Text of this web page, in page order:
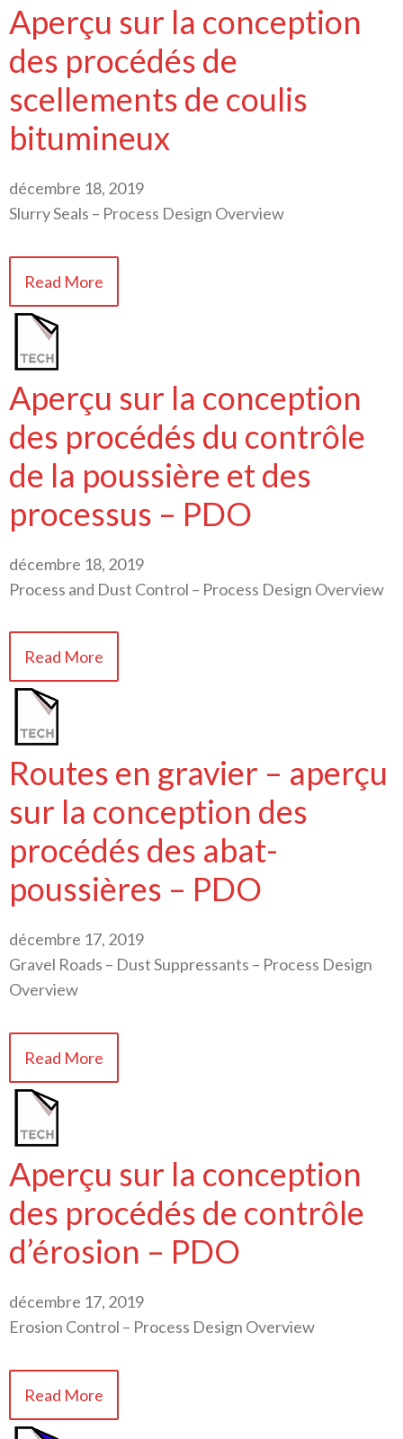
Aperçu sur la conception
des procédés de
scellements de coulis
bitumineux
décembre 18, 2019
Slurry Seals – Process Design Overview
Read More
Aperçu sur la conception
des procédés du contrôle
de la poussière et des
processus – PDO
décembre 18, 2019
Process and Dust Control – Process Design Overview
Read More
Routes en gravier – aperçu
sur la conception des
procédés des abat-
poussières – PDO
décembre 17, 2019
Gravel Roads – Dust Suppressants – Process Design
Overview
Read More
Aperçu sur la conception
des procédés de contrôle
d’érosion – PDO
décembre 17, 2019
Erosion Control – Process Design Overview
Read More